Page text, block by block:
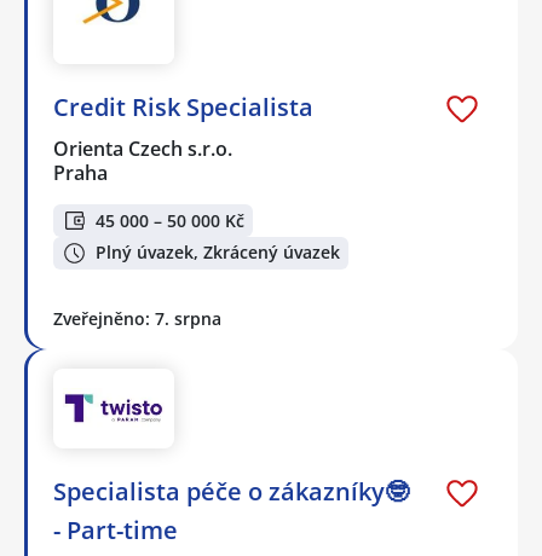
Credit Risk Specialista
Orienta Czech s.r.o.
Praha
45 000 – 50 000 Kč
Plný úvazek, Zkrácený úvazek
Zveřejněno: 7. srpna
Specialista péče o zákazníky🤓
- Part-time